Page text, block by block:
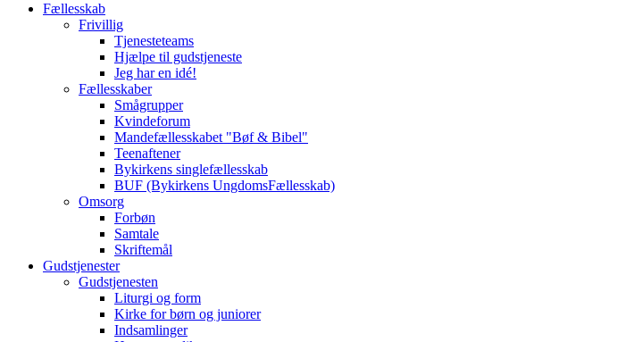
Fællesskab
Frivillig
Tjenesteteams
Hjælpe til gudstjeneste
Jeg har en idé!
Fællesskaber
Smågrupper
Kvindeforum
Mandefællesskabet "Bøf & Bibel"
Teenaftener
Bykirkens singlefællesskab
BUF (Bykirkens UngdomsFællesskab)
Omsorg
Forbøn
Samtale
Skriftemål
Gudstjenester
Gudstjenesten
Liturgi og form
Kirke for børn og juniorer
Indsamlinger